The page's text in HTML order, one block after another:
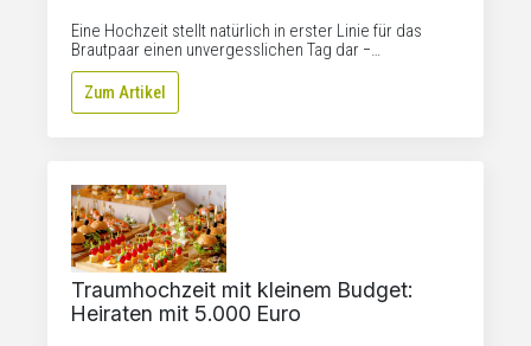
Eine Hochzeit stellt natürlich in erster Linie für das
Brautpaar einen unvergesslichen Tag dar −…
Zum Artikel
Traumhochzeit mit kleinem Budget:
Heiraten mit 5.000 Euro